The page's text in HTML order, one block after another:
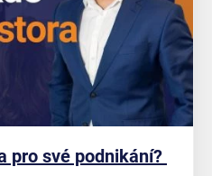
pro své podnikání?